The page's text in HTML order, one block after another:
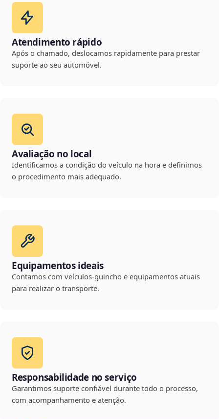
Atendimento rápido
Após o chamado, deslocamos rapidamente para prestar
suporte ao seu automóvel.
Avaliação no local
Identificamos a condição do veículo na hora e definimos
o procedimento mais adequado.
Equipamentos ideais
Contamos com veículos-guincho e equipamentos atuais
para realizar o transporte.
Responsabilidade no serviço
Garantimos suporte confiável durante todo o processo,
com acompanhamento e atenção.